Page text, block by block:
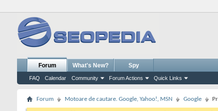
Forum
FAQ Calendar Community Forum Actions Quick Links
What's New? Spy
Forum Motoare de cautare. Google, Yahoo!, MSN Google